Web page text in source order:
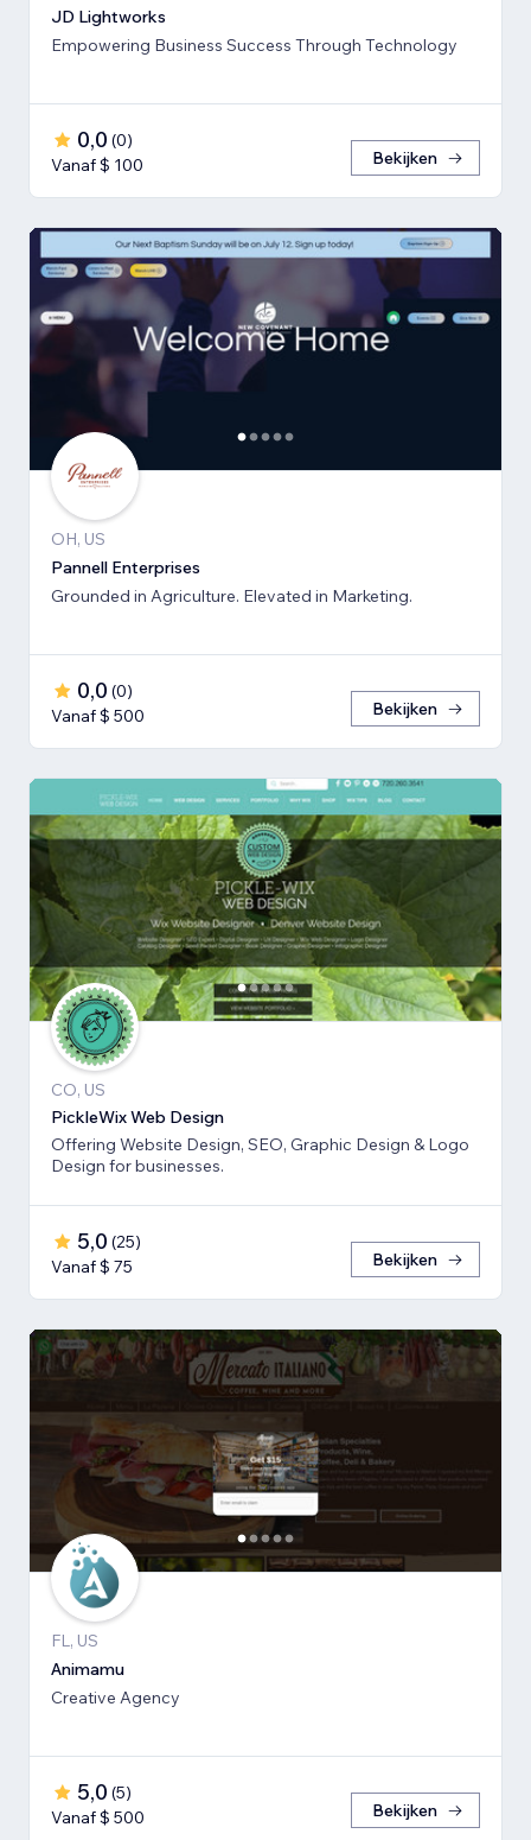
JD Lightworks
Empowering Business Success Through Technology
0,0 (0)
Vanaf $ 100
Bekijken
OH, US
Pannell Enterprises
Grounded in Agriculture. Elevated in Marketing.
0,0 (0)
Vanaf $ 500
Bekijken
CO, US
PickleWix Web Design
Offering Website Design, SEO, Graphic Design & Logo
Design for businesses.
5,0 (25)
Vanaf $ 75
Bekijken
FL, US
Animamu
Creative Agency
5,0 (5)
Vanaf $ 500
Bekijken